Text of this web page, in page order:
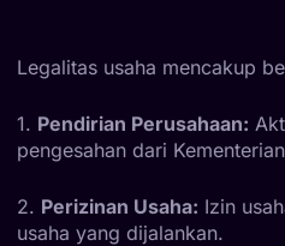
Legalitas usaha mencakup
1. Pendirian Perusahaan:
pengesahan dari
2. Perizinan Usaha: Izin
usaha yang dijalankan.